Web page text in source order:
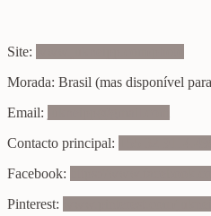
Site:
Morada: Brasil (mas disponível
Email:
Contacto principal:
Facebook:
Pinterest: